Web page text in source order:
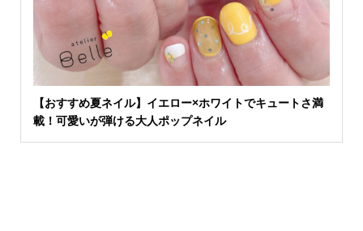
【おすすめ夏ネイル】イエロー×ホワイトでキュートさ満
載！可愛いが弾ける大人ポップネイル